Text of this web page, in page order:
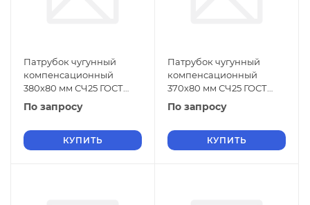
Патрубок чугунный
компенсационный
380х80 мм СЧ25 ГОСТ
6942-98
По запросу
КУПИТЬ
Патрубок чугунный
компенсационный
370х80 мм СЧ25 ГОСТ
6942-98
По запросу
КУПИТЬ